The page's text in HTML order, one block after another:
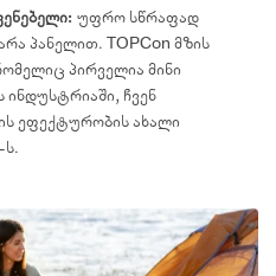
უფრო სწრაფად
პანელით. TOPCon მზის
პირველია მინი
ჩვენ
ეფექტურობის ახალი
ს.
წყარო